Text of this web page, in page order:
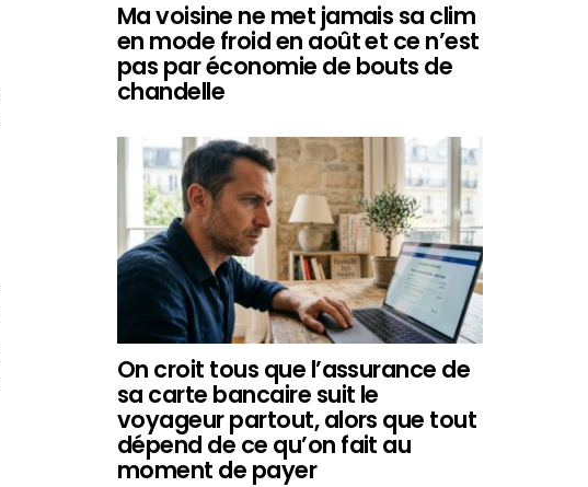
Ma voisine ne met jamais sa clim
en mode froid en août et ce n’est
pas par économie de bouts de
chandelle
On croit tous que l’assurance de
sa carte bancaire suit le
voyageur partout, alors que tout
dépend de ce qu’on fait au
moment de payer